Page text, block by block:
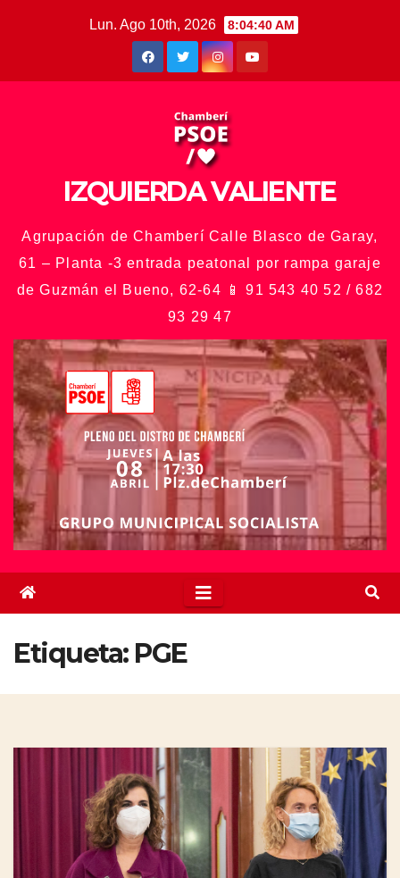
Lun. Ago 10th, 2026 8:04:42 AM
IZQUIERDA VALIENTE
Agrupación de Chamberí Calle Blasco de Garay,
61 – Planta -3 entrada peatonal por rampa garaje
de Guzmán el Bueno, 62-64 📱 91 543 40 52 / 682
93 29 47
Etiqueta: PGE